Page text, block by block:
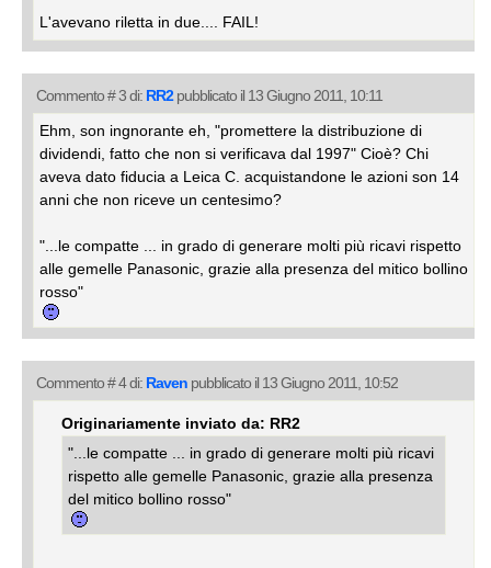
L'avevano riletta in due.... FAIL!
Commento # 3 di: RR2pubblicato il 13 Giugno 2011, 10:11
Ehm, son ingnorante eh, "promettere la distribuzione di
dividendi, fatto che non si verificava dal 1997" Cioè? Chi
aveva dato fiducia a Leica C. acquistandone le azioni son 14
anni che non riceve un centesimo?
"...le compatte ... in grado di generare molti più ricavi rispetto
alle gemelle Panasonic, grazie alla presenza del mitico bollino
rosso"
Commento # 4 di: Raven pubblicato il 13 Giugno 2011, 10:52
Originariamente inviato da: RR2
"...le compatte ... in grado di generare molti più ricavi
rispetto alle gemelle Panasonic, grazie alla presenza
del mitico bollino rosso"